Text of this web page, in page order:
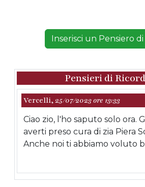
Inserisci un Pensiero
Pensieri di
Vercelli,25/07/2023 ore 13:33
Ciao zio, l'ho saputo solo ora.
averti preso cura di zia Piera
Anche noi ti abbiamo voluto